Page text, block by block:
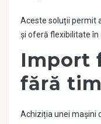
Aceste soluții permit
și oferă flexibilitate
Import
fără
Achiziția unei mașini